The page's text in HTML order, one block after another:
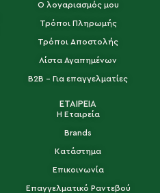
Ο λογαριασμός μου
Τρόποι Πληρωμής
Τρόποι Αποστολής
Λίστα Αγαπημένων
B2B - Για επαγγελματίες
ΕΤΑΙΡΕΙΑ
Η Εταιρεία
Brands
Κατάστημα
Επικοινωνία
Επαγγελματικό Ραντεβού